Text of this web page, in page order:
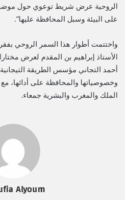
الروحية عرض شريط توعوي حول
على البيئة وسبل المحافظة عليها”.
واختتمت أطوار هذا السمر الروحي
الأستاذ إبراهيم بن المقدم لعرض
أحمد التجاني مؤسس الطريقة
وخصوصياتها والمحافظة على أدائها،
الملك والمغرب والبشرية جمعاء.
Alyoum